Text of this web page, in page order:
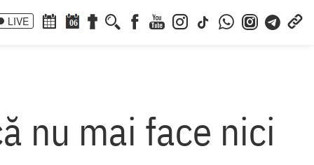
LIVE 06
nu mai face nici